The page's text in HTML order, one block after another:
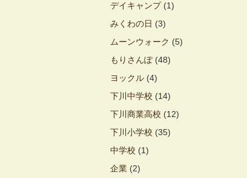
デイキャンプ(1)
みくわの日 (3)
ムーンウォーク (5)
もりさんぽ(48)
ヨックル (4)
下川中学校 (14)
下川商業高校 (12)
下川小学校 (35)
中学校 (1)
企業 (2)